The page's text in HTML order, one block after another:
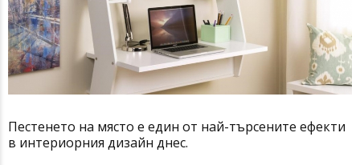
Пестенето на място е един от най-търсените ефекти
в интериорния дизайн днес.